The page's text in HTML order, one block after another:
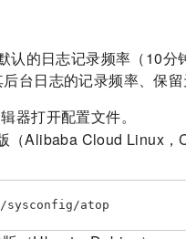
认的日志记录频率（10
台日志的记录频率、保留
器打开配置文件。
（Alibaba Cloud Linux，
sysconfig/atop